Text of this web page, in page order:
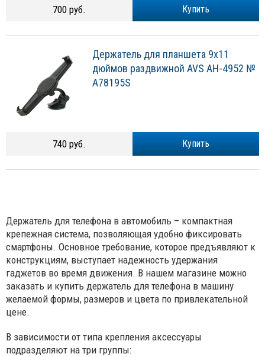
Купить
700 руб.
Держатель для планшета 9х11
дюймов раздвижной AVS AH-4952 №
A78195S
Купить
740 руб.
Держатель для телефона в автомобиль – компактная
крепежная система, позволяющая удобно фиксировать
смартфоны. Основное требование, которое предъявляют к
конструкциям, выступает надежность удержания
гаджетов во время движения. В нашем магазине можно
заказать и купить держатель для телефона в машину
желаемой формы, размеров и цвета по привлекательной
цене.
В зависимости от типа крепления аксессуары
подразделяют на три группы: